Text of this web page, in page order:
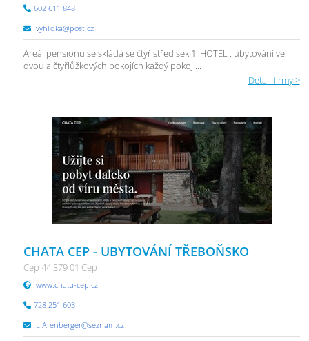
602 611 848
vyhlidka@post.cz
Areál pensionu se skládá se čtyř středisek.1. HOTEL : ubytování ve
dvou a čtyřlůžkových pokojích každý pokoj ...
Detail firmy >
CHATA CEP - UBYTOVÁNÍ TŘEBOŇSKO
Cep 44 379 01 Cep
www.chata-cep.cz
728 251 603
L.Arenberger@seznam.cz